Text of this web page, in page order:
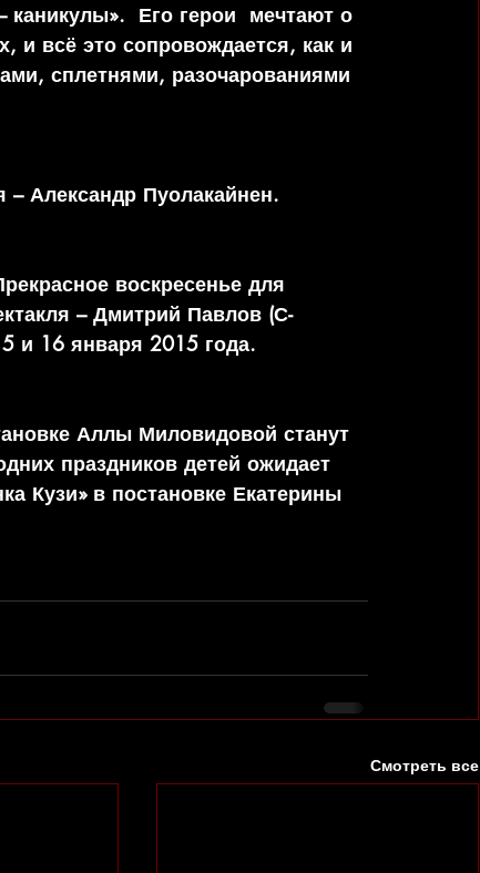
каникулы».  Его герои  мечтают о
и всё это сопровождается, как и
сплетнями, разочарованиями
– Александр Пуолакайнен.
воскресенье для
– Дмитрий Павлов (С-
и 16 января 2015 года.
Аллы Миловидовой станут
праздников детей ожидает
Кузи» в постановке Екатерины
Смотреть все